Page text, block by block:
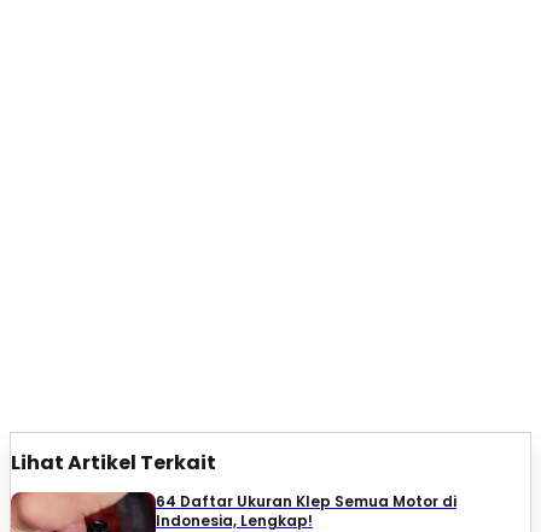
Lihat Artikel Terkait
64 Daftar Ukuran Klep Semua Motor di
Indonesia, Lengkap!